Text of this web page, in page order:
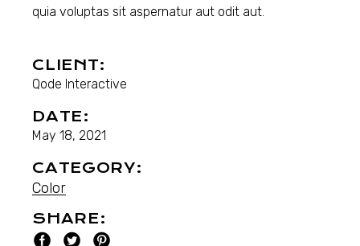
quia voluptas sit aspernatur aut odit aut.
CLIENT:
Qode Interactive
DATE:
May 18, 2021
CATEGORY:
Color
SHARE: